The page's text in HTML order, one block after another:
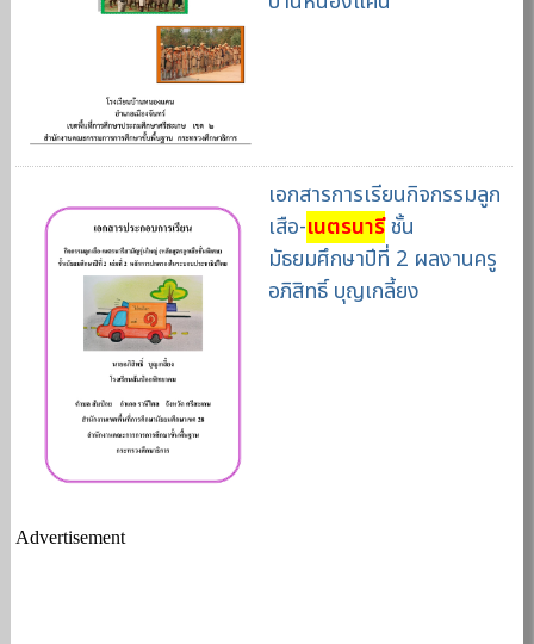
เอกสารการเรียนกิจกรรมลูก
เสือ-เนตรนารีชั้น
มัธยมศึกษาปีที่ 2 ผลงานครู
อภิสิทธิ์ บุญเกลี้ยง
Advertisement